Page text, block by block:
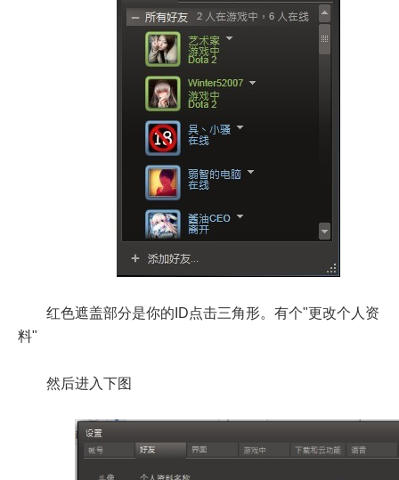
红色遮盖部分是你的ID点击三角形。有个"更改个人资
料"
然后进入下图